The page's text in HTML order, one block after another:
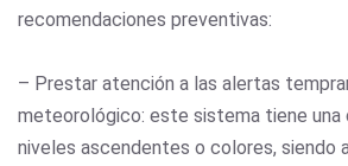
recomendaciones preventivas:
– Prestar atención a las alertas
meteorológico: este sistema tiene una
niveles ascendentes o colores, siendo